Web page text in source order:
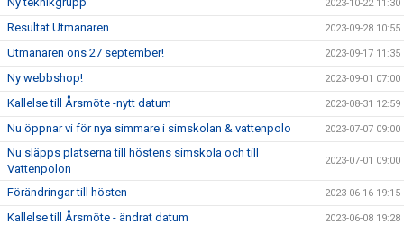
2023-10-22 11:30
Resultat Utmanaren 2023-09-28 10:55
Utmanaren ons 27 september! 2023-09-17 11:35
Ny webbshop! 2023-09-01 07:00
Kallelse till Årsmöte -nytt datum 2023-08-31 12:59
Nu öppnar vi för nya simmare i simskolan & vattenpolo 2023-07-07 09:00
Nu släpps platserna till höstens simskola och till
Vattenpolon
2023-07-01 09:00
Förändringar till hösten 2023-06-16 19:15
Kallelse till Årsmöte - ändrat datum 2023-06-08 19:28